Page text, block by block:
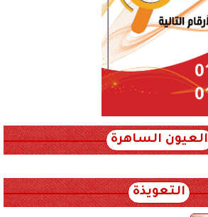
العيون الساهرة
التعويذة